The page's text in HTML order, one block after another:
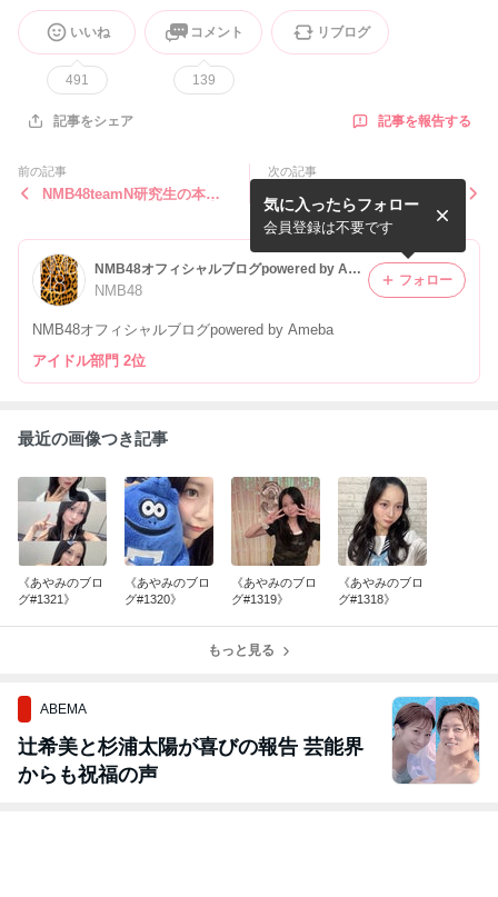
いいね
491
コメント
139
リブログ
記事をシェア 記事を報告する
前の記事
NMB48teamN研究生の本郷
次の記事
NMB48オフィシャルブログpowered by Ameba
NMB48
NMB48オフィシャルブログpowered by Ameba
気に入ったらフォロー
会員登録は不要です
フォロー
アイドル部門 2位
最近の画像つき記事
《あやみのブロ
グ#1321》
《あやみのブロ
グ#1320》
《あやみのブロ
グ#1319》
《あやみのブロ
グ#1318》
もっと見る
ABEMA
辻希美と杉浦太陽が喜びの報告 芸能界
からも祝福の声